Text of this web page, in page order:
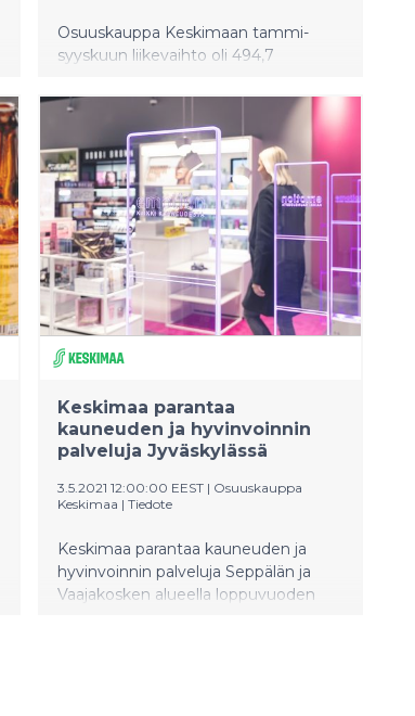
Osuuskauppa Keskimaan tammi-
syyskuun liikevaihto oli 494,7
% edellisvuoden vastaavaan
ajanjaksoon verrattuna.
Tammi−syyskuun tulos ennen veroja
oli 15,1 miljoonaa euroa ja operatiivinen
tulos 14,3 miljoonaa euroa, mikä on 5,3
miljoonaa euroa parempi kuin viime
vuonna. Päivittäistavarakauppa on
jatkanut tasaista kasvua,
liikennemyymälä ja
polttonestekauppa on kasvanut
voimakkaimmin edelliseen vuoteen
verrattuna. Koko vuoden operatiivisen
tuloksen arvioidaan päätyvän noin 20
miljoonan euron tasolle.
Keskimaa parantaa
kauneuden ja hyvinvoinnin
palveluja Jyväskylässä
3.5.2021 12:00:00 EEST | Osuuskauppa
Keskimaa | Tiedote
Keskimaa parantaa kauneuden ja
hyvinvoinnin palveluja Seppälän ja
Vaajakosken alueella loppuvuoden